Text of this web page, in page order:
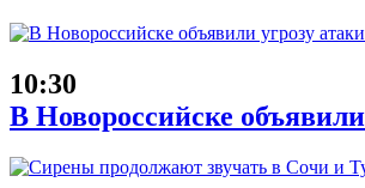
10:30
В Новороссийске